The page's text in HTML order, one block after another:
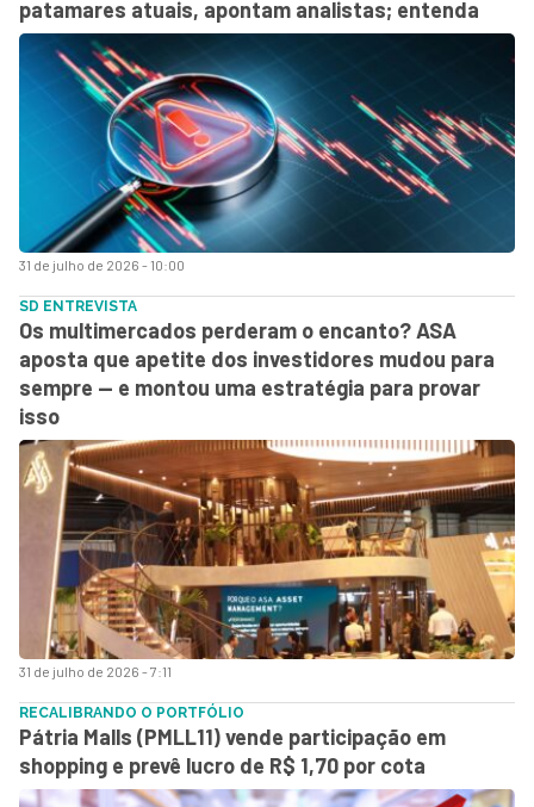
31 de julho de 2026 - 10:00
patamares atuais, apontam analistas; entenda
31 de julho de 2026 - 7:11
SD ENTREVISTA
Os multimercados perderam o encanto? ASA
aposta que apetite dos investidores mudou para
sempre — e montou uma estratégia para provar
isso
RECALIBRANDO O PORTFÓLIO
Pátria Malls (PMLL11) vende participação em
shopping e prevê lucro de R$ 1,70 por cota